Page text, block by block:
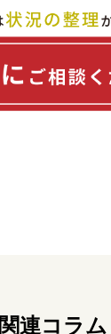
関連コラム